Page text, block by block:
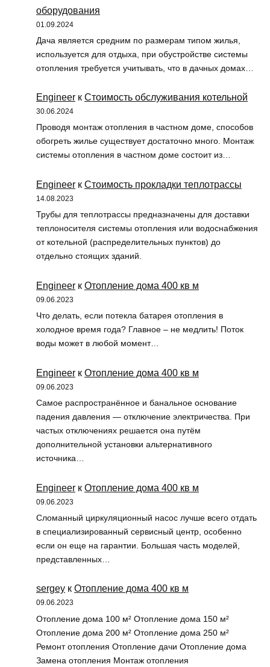
оборудования
01.09.2024
Дача является средним по размерам типом жилья,
используется для отдыха, при обустройстве системы
отопления требуется учитывать, что в дачных домах…
Engineer к Стоимость обслуживания котельной
30.06.2024
Проводя монтаж отопления в частном доме, способов
обогреть жилье существует достаточно много. Монтаж
системы отопления в частном доме состоит из…
Engineer к Стоимость прокладки теплотрассы
14.08.2023
Трубы для теплотрассы предназначены для доставки
теплоносителя системы отопления или водоснабжения
от котельной (распределительных пунктов) до
отдельно стоящих зданий.
Engineer к Отопление дома 400 кв м
09.06.2023
Что делать, если потекла батарея отопления в
холодное время года? Главное – не медлить! Поток
воды может в любой момент…
Engineer к Отопление дома 400 кв м
09.06.2023
Самое распространённое и банальное основание
падения давления — отключение электричества. При
частых отключениях решается она путём
дополнительной установки альтернативного
источника…
Engineer к Отопление дома 400 кв м
09.06.2023
Сломанный циркуляционный насос лучше всего отдать
в специализированный сервисный центр, особенно
если он еще на гарантии. Большая часть моделей,
представленных…
sergey к Отопление дома 400 кв м
09.06.2023
Отопление дома 100 м² Отопление дома 150 м²
Отопление дома 200 м² Отопление дома 250 м²
Ремонт отопления Отопление дачи Отопление дома
Замена отопления Монтаж отопления